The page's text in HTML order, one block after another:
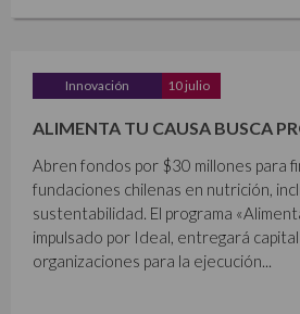
Innovación 10 julio
ALIMENTA TU CAUSA BUSCA
Abren fondos por $30 millones para
fundaciones chilenas en nutrición,
sustentabilidad. El programa
impulsado por Ideal, entregará
organizaciones para la ejecución...